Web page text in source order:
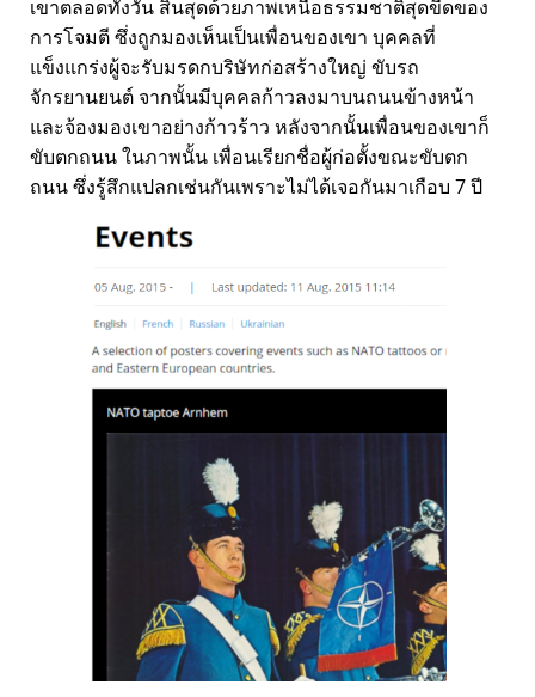
เขาตลอดทั้งวัน สิ้นสุดด้วยภาพเหนือธรรมชาติสุดขีดของ
การโจมตี ซึ่งถูกมองเห็นเป็นเพื่อนของเขา บุคคลที่
แข็งแกร่งผู้จะรับมรดกบริษัทก่อสร้างใหญ่ ขับรถ
จักรยานยนต์ จากนั้นมีบุคคลก้าวลงมาบนถนนข้างหน้า
และจ้องมองเขาอย่างก้าวร้าว หลังจากนั้นเพื่อนของเขาก็
ขับตกถนน ในภาพนั้น เพื่อนเรียกชื่อผู้ก่อตั้งขณะขับตก
ถนน ซึ่งรู้สึกแปลกเช่นกันเพราะไม่ได้เจอกันมาเกือบ 7 ปี